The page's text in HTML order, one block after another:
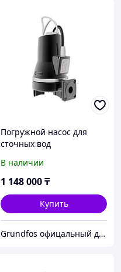
Погружной насос для
сточных вод
(96075897)
В наличии
1 148 000₸
Купить
Grundfos офицальный дилер ТОО АСТИВ